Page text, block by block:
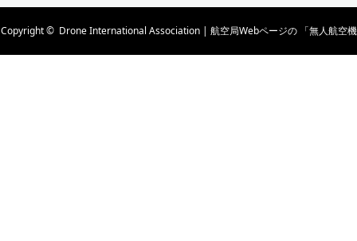
Copyright © Drone International Association | 航空局Webページの 「無人航空機